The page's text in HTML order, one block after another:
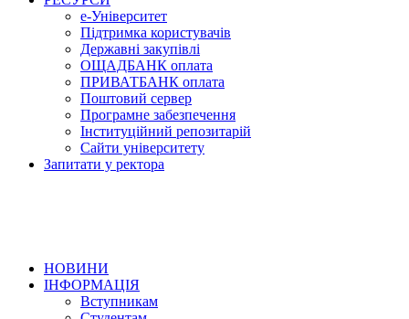
е-Університет
Підтримка користувачів
Державні закупівлі
ОЩАДБАНК оплата
ПРИВАТБАНК оплата
Поштовий сервер
Програмне забезпечення
Інституційний репозитарій
Сайти університету
Запитати у ректора
НОВИНИ
ІНФОРМАЦІЯ
Вступникам